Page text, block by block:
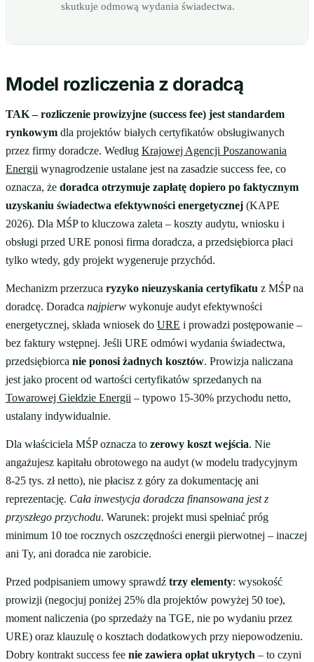
skutkuje odmową wydania świadectwa.
Model rozliczenia z doradcą
TAK – rozliczenie prowizyjne (success fee) jest standardem
rynkowym dla projektów białych certyfikatów obsługiwanych
przez firmy doradcze. Według Krajowej Agencji Poszanowania
Energii wynagrodzenie ustalane jest na zasadzie success fee, co
oznacza, że doradca otrzymuje zapłatę dopiero po faktycznym
uzyskaniu świadectwa efektywności energetycznej (KAPE
2026). Dla MŚP to kluczowa zaleta – koszty audytu, wniosku i
obsługi przed URE ponosi firma doradcza, a przedsiębiorca płaci
tylko wtedy, gdy projekt wygeneruje przychód.
Mechanizm przerzuca ryzyko nieuzyskania certyfikatu z MŚP na
doradcę. Doradca najpierw wykonuje audyt efektywności
energetycznej, składa wniosek do URE i prowadzi postępowanie –
bez faktury wstępnej. Jeśli URE odmówi wydania świadectwa,
przedsiębiorca nie ponosi żadnych kosztów. Prowizja naliczana
jest jako procent od wartości certyfikatów sprzedanych na
Towarowej Giełdzie Energii – typowo 15-30% przychodu netto,
ustalany indywidualnie.
Dla właściciela MŚP oznacza to zerowy koszt wejścia. Nie
angażujesz kapitału obrotowego na audyt (w modelu tradycyjnym
8-25 tys. zł netto), nie płacisz z góry za dokumentację ani
reprezentację. Cała inwestycja doradcza finansowana jest z
przyszłego przychodu. Warunek: projekt musi spełniać próg
minimum 10 toe rocznych oszczędności energii pierwotnej – inaczej
ani Ty, ani doradca nie zarobicie.
Przed podpisaniem umowy sprawdź trzy elementy: wysokość
prowizji (negocjuj poniżej 25% dla projektów powyżej 50 toe),
moment naliczenia (po sprzedaży na TGE, nie po wydaniu przez
URE) oraz klauzulę o kosztach dodatkowych przy niepowodzeniu.
Dobry kontrakt success fee nie zawiera opłat ukrytych – to czyni